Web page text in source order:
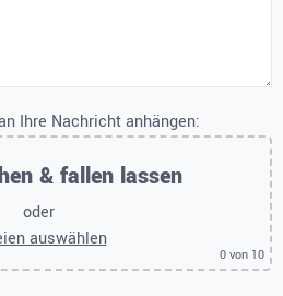
Ihre Nachricht anhängen:
& fallen lassen
oder
auswählen
0 von 10